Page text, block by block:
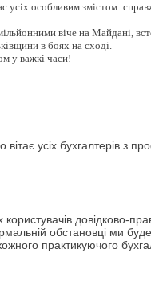
усіх особливим змістом:
віче на Майдані,
в боях на сході.
у важкі часи!
усіх бухгалтерів з
користувачів довідково-
обстановці ми
практикуючого